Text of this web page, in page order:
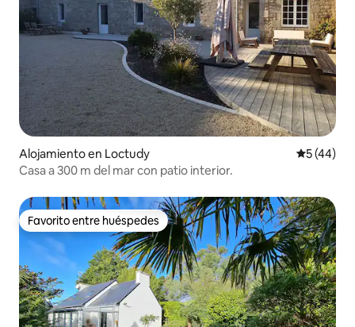
Alojamiento en Loctudy
5 (44)
Casa a 300 m del mar con patio interior.
Favorito entre huéspedes
Favorito entre huéspedes